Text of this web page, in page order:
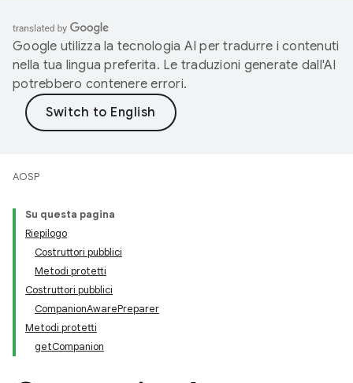
Google utilizza la tecnologia AI per tradurre i contenuti
nella tua lingua preferita. Le traduzioni generate dall'AI
potrebbero contenere errori.
AOSP
Su questa pagina
Riepilogo
Costruttori pubblici
Metodi protetti
Costruttori pubblici
CompanionAwarePreparer
Metodi protetti
getCompanion